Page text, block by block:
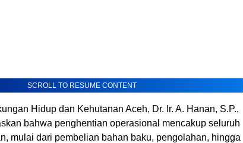
SCROLL TO RESUME CONTENT
Hidup dan Kehutanan Aceh, Dr. Ir. A. Hanan, S.P.,
bahwa penghentian operasional mencakup seluruh
mulai dari pembelian bahan baku, pengolahan, hingga